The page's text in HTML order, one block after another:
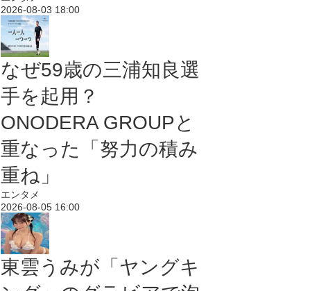
2026-08-03 18:00
なぜ59歳の三浦知良選
手を起用？
ONODERA GROUPと
重なった「努力の積み
重ね」
エンタメ
2026-08-05 16:00
東雲うみが「ヤングキ